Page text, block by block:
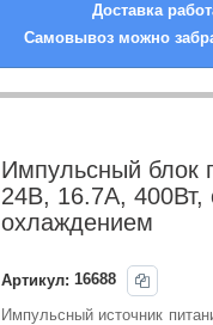
Доставка
Самовывоз можно
Импульсный блок
24В, 16.7А, 400Вт,
охлаждением
Артикул: 16688
Импульсный источник